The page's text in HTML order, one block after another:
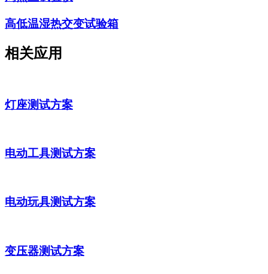
高低温湿热交变试验箱
相关应用
灯座测试方案
电动工具测试方案
电动玩具测试方案
变压器测试方案